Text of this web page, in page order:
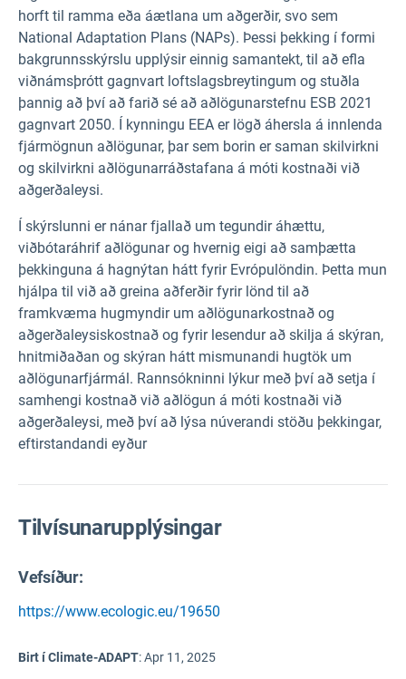
horft til ramma eða áætlana um aðgerðir, svo sem
National Adaptation Plans (NAPs). Þessi þekking í formi
bakgrunnsskýrslu upplýsir einnig samantekt, til að efla
viðnámsþrótt gagnvart loftslagsbreytingum og stuðla
þannig að því að farið sé að aðlögunarstefnu ESB 2021
gagnvart 2050. Í kynningu EEA er lögð áhersla á innlenda
fjármögnun aðlögunar, þar sem borin er saman skilvirkni
og skilvirkni aðlögunarráðstafana á móti kostnaði við
aðgerðaleysi.
Í skýrslunni er nánar fjallað um tegundir áhættu,
viðbótaráhrif aðlögunar og hvernig eigi að samþætta
þekkinguna á hagnýtan hátt fyrir Evrópulöndin. Þetta mun
hjálpa til við að greina aðferðir fyrir lönd til að
framkvæma hugmyndir um aðlögunarkostnað og
aðgerðaleysiskostnað og fyrir lesendur að skilja á skýran,
hnitmiðaðan og skýran hátt mismunandi hugtök um
aðlögunarfjármál. Rannsókninni lýkur með því að setja í
samhengi kostnað við aðlögun á móti kostnaði við
aðgerðaleysi, með því að lýsa núverandi stöðu þekkingar,
eftirstandandi eyður
Tilvísunarupplýsingar
Vefsíður:
https://www.ecologic.eu/19650
Birt í Climate-ADAPT:Apr 11, 2025